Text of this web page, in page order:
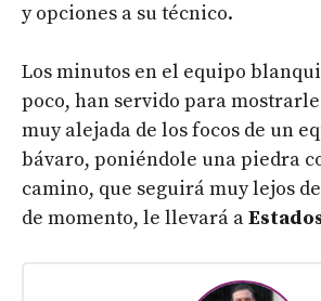
y opciones a su técnico.
Los minutos en el equipo
poco, han servido para
muy alejada de los focos de un
bávaro, poniéndole una piedra
camino, que seguirá muy lejos
de momento, le llevará a